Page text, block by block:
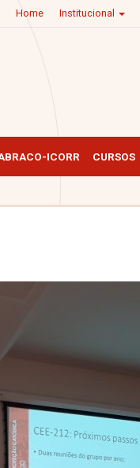
Home Institucional
ICORR CURSOS